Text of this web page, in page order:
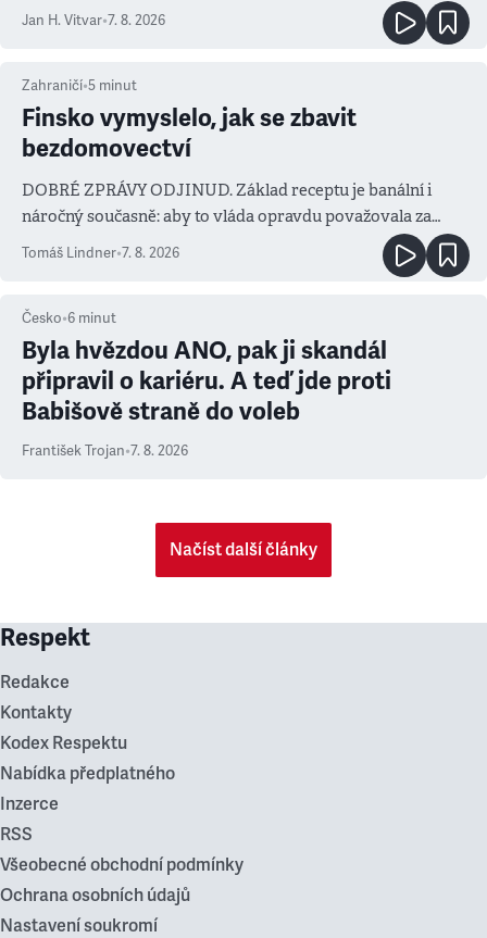
salvy i kritika pokrokářů
Jan H. Vitvar•7. 8. 2026
Zahraničí•5 minut
Finsko vymyslelo, jak se zbavit
bezdomovectví
DOBRÉ ZPRÁVY ODJINUD. Základ receptu je banální i
náročný současně: aby to vláda opravdu považovala za
prioritu
Tomáš Lindner•7. 8. 2026
Česko•6 minut
Byla hvězdou ANO, pak ji skandál
připravil o kariéru. A teď jde proti
Babišově straně do voleb
František Trojan•7. 8. 2026
Načíst další články
Respekt
Redakce
Kontakty
Kodex Respektu
Nabídka předplatného
Inzerce
RSS
Všeobecné obchodní podmínky
Ochrana osobních údajů
Nastavení soukromí